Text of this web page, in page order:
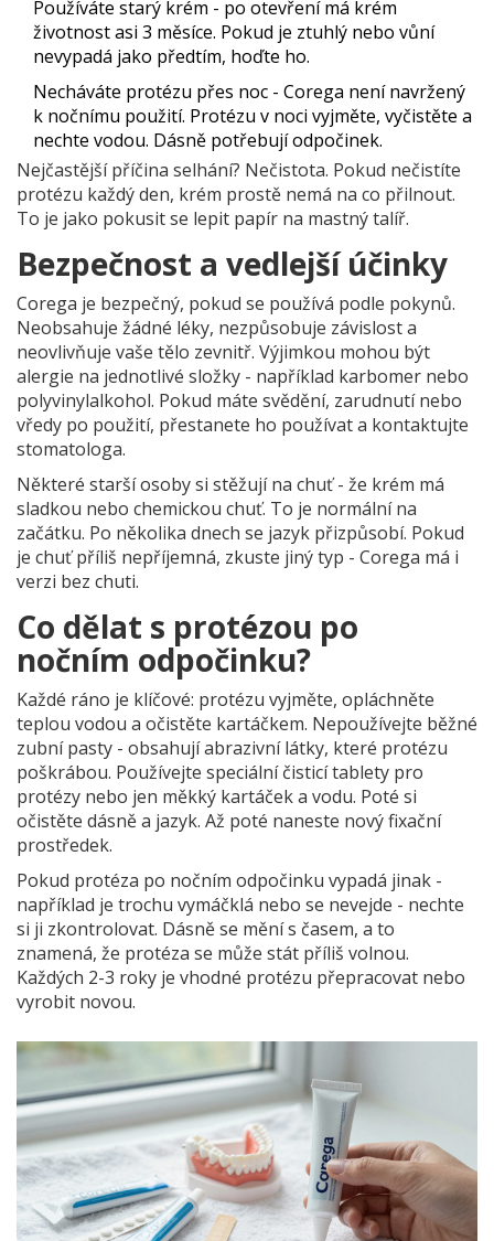
Používáte starý krém - po otevření má krém
životnost asi 3 měsíce. Pokud je ztuhlý nebo vůní
nevypadá jako předtím, hoďte ho.
Necháváte protézu přes noc - Corega není navržený
k nočnímu použití. Protézu v noci vyjměte, vyčistěte a
nechte vodou. Dásně potřebují odpočinek.
Nejčastější příčina selhání? Nečistota. Pokud nečistíte
protézu každý den, krém prostě nemá na co přilnout.
To je jako pokusit se lepit papír na mastný talíř.
Bezpečnost a vedlejší účinky
Corega je bezpečný, pokud se používá podle pokynů.
Neobsahuje žádné léky, nezpůsobuje závislost a
neovlivňuje vaše tělo zevnitř. Výjimkou mohou být
alergie na jednotlivé složky - například karbomer nebo
polyvinylalkohol. Pokud máte svědění, zarudnutí nebo
vředy po použití, přestanete ho používat a kontaktujte
stomatologa.
Některé starší osoby si stěžují na chuť - že krém má
sladkou nebo chemickou chuť. To je normální na
začátku. Po několika dnech se jazyk přizpůsobí. Pokud
je chuť příliš nepříjemná, zkuste jiný typ - Corega má i
verzi bez chuti.
Co dělat s protézou po
nočním odpočinku?
Každé ráno je klíčové: protézu vyjměte, opláchněte
teplou vodou a očistěte kartáčkem. Nepoužívejte běžné
zubní pasty - obsahují abrazivní látky, které protézu
poškrábou. Používejte speciální čisticí tablety pro
protézy nebo jen měkký kartáček a vodu. Poté si
očistěte dásně a jazyk. Až poté naneste nový fixační
prostředek.
Pokud protéza po nočním odpočinku vypadá jinak -
například je trochu vymáčklá nebo se nevejde - nechte
si ji zkontrolovat. Dásně se mění s časem, a to
znamená, že protéza se může stát příliš volnou.
Každých 2-3 roky je vhodné protézu přepracovat nebo
vyrobit novou.